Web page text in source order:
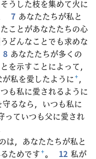
うした枝を集めて火に
7 あなたたちが私と
ことがあなたたちの心
どんなことでも求めな
8 あなたたちが多くの
を示すことによって，
が私を愛したように+，
も私に愛されるように
るなら，いつも私に
っていつも父に愛され
は，あなたたちが私と
ためです+。 12 私が